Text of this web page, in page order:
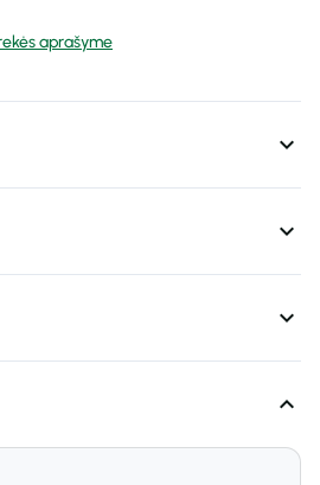
aprašyme
expand_more
expand_more
expand_more
expand_more